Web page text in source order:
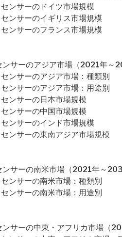
ンサーのドイツ市場規模
ンサーのイギリス市場規模
ンサーのフランス市場規模
サーのアジア市場（2021年～
ンサーのアジア市場：種類別
ンサーのアジア市場：用途別
ンサーの日本市場規模
ンサーの中国市場規模
ンサーのインド市場規模
ンサーの東南アジア市場規模
サーの南米市場（2021年～
ンサーの南米市場：種類別
ンサーの南米市場：用途別
サーの中東・アフリカ市場（